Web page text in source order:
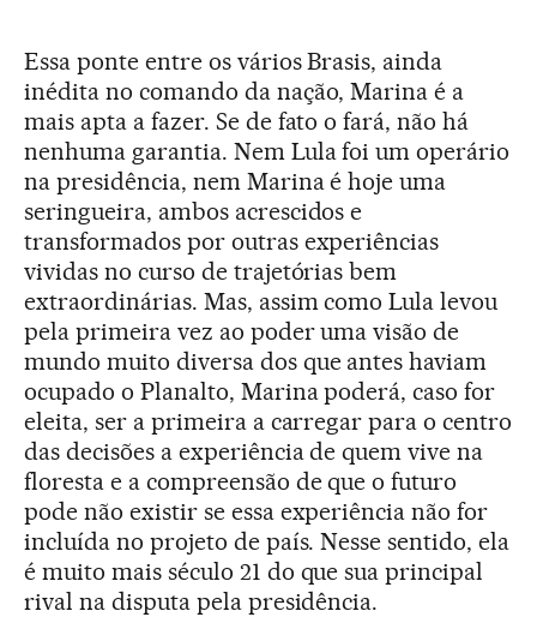
Essa ponte entre os vários Brasis, ainda
inédita no comando da nação, Marina é a
mais apta a fazer. Se de fato o fará, não há
nenhuma garantia. Nem Lula foi um operário
na presidência, nem Marina é hoje uma
seringueira, ambos acrescidos e
transformados por outras experiências
vividas no curso de trajetórias bem
extraordinárias. Mas, assim como Lula levou
pela primeira vez ao poder uma visão de
mundo muito diversa dos que antes haviam
ocupado o Planalto, Marina poderá, caso for
eleita, ser a primeira a carregar para o centro
das decisões a experiência de quem vive na
floresta e a compreensão de que o futuro
pode não existir se essa experiência não for
incluída no projeto de país. Nesse sentido, ela
é muito mais século 21 do que sua principal
rival na disputa pela presidência.